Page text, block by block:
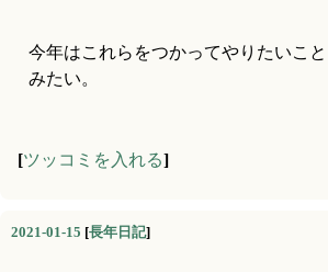
今年はこれらをつかってやりたいこ
みたい。
[ツッコミを入れる]
2021-01-15 [長年日記]